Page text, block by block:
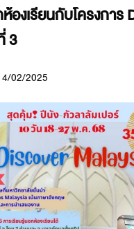
องเรียนกับโครงการ
3
02/2025